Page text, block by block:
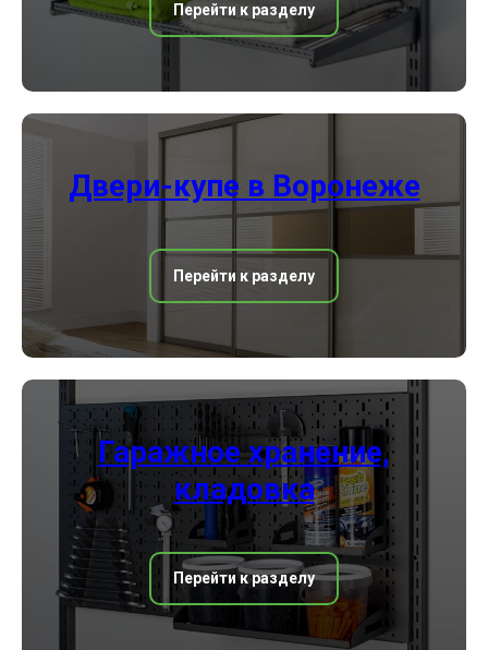
Перейти к разделу
Двери-купе в Воронеже
Перейти к разделу
Гаражное хранение,
кладовка
Перейти к разделу